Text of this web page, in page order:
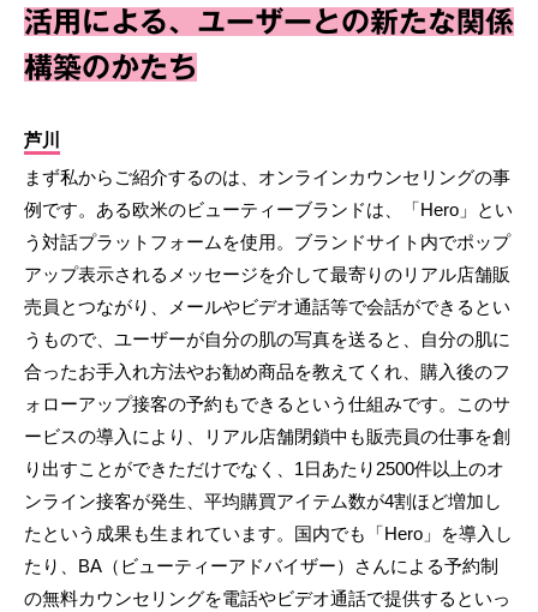
活用による、ユーザーとの新たな関係
構築のかたち
芦川
まず私からご紹介するのは、オンラインカウンセリングの事
例です。ある欧米のビューティーブランドは、「Hero」とい
う対話プラットフォームを使用。ブランドサイト内でポップ
アップ表示されるメッセージを介して最寄りのリアル店舗販
売員とつながり、メールやビデオ通話等で会話ができるとい
うもので、ユーザーが自分の肌の写真を送ると、自分の肌に
合ったお手入れ方法やお勧め商品を教えてくれ、購入後のフ
ォローアップ接客の予約もできるという仕組みです。このサ
ービスの導入により、リアル店舗閉鎖中も販売員の仕事を創
り出すことができただけでなく、1日あたり2500件以上のオ
ンライン接客が発生、平均購買アイテム数が4割ほど増加し
たという成果も生まれています。国内でも「Hero」を導入し
たり、BA（ビューティーアドバイザー）さんによる予約制
の無料カウンセリングを電話やビデオ通話で提供するといっ